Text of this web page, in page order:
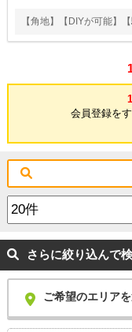
【角地】【DIYが可能】
会員登録を
さらに絞り込んで
ご希望のエリア